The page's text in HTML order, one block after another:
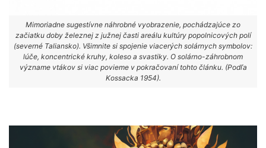
Mimoriadne sugestívne náhrobné vyobrazenie, pochádzajúce zo
začiatku doby železnej z južnej časti areálu kultúry popolnicových polí
(severné Taliansko). Všimnite si spojenie viacerých solárnych symbolov:
lúče, koncentrické kruhy, koleso a svastiky. O solárno-záhrobnom
význame vtákov si viac povieme v pokračovaní tohto článku. (Podľa
Kossacka 1954).